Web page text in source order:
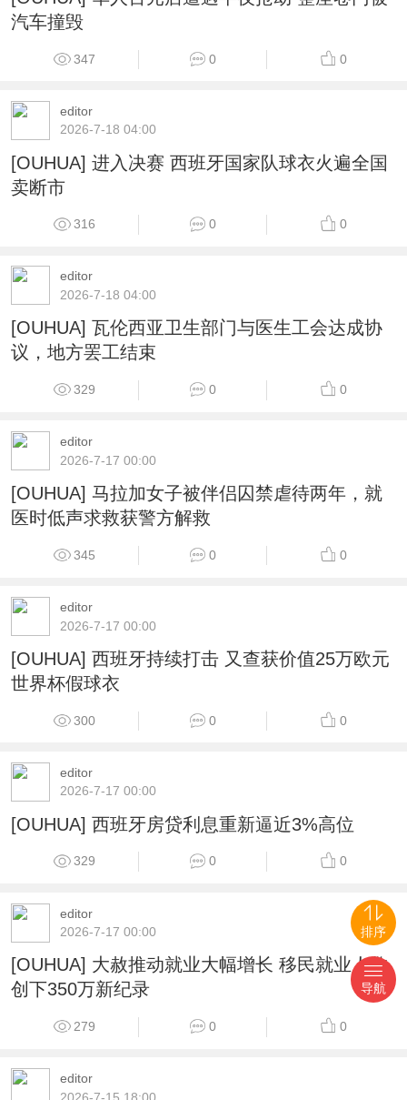
汽车撞毁
347 0 0
editor
2026-7-18 04:00
[OUHUA] 进入决赛 西班牙国家队球衣火遍全国
卖断市
316 0 0
editor
2026-7-18 04:00
[OUHUA] 瓦伦西亚卫生部门与医生工会达成协
议，地方罢工结束
329 0 0
editor
2026-7-17 00:00
[OUHUA] 马拉加女子被伴侣囚禁虐待两年，就
医时低声求救获警方解救
345 0 0
editor
2026-7-17 00:00
[OUHUA] 西班牙持续打击 又查获价值25万欧元
世界杯假球衣
300 0 0
editor
2026-7-17 00:00
[OUHUA] 西班牙房贷利息重新逼近3%高位
329 0 0
editor
2026-7-17 00:00
[OUHUA] 大赦推动就业大幅增长 移民就业人数
创下350万新纪录
279 0 0
editor
2026-7-15 18:00
排序
导航